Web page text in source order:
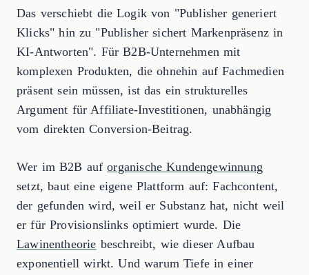
Das verschiebt die Logik von "Publisher generiert
Klicks" hin zu "Publisher sichert Markenpräsenz in
KI-Antworten". Für B2B-Unternehmen mit
komplexen Produkten, die ohnehin auf Fachmedien
präsent sein müssen, ist das ein strukturelles
Argument für Affiliate-Investitionen, unabhängig
vom direkten Conversion-Beitrag.
Wer im B2B auforganische Kundengewinnung
setzt, baut eine eigene Plattform auf: Fachcontent,
der gefunden wird, weil er Substanz hat, nicht weil
er für Provisionslinks optimiert wurde. Die
Lawinentheorie beschreibt, wie dieser Aufbau
exponentiell wirkt. Und warum Tiefe in einer